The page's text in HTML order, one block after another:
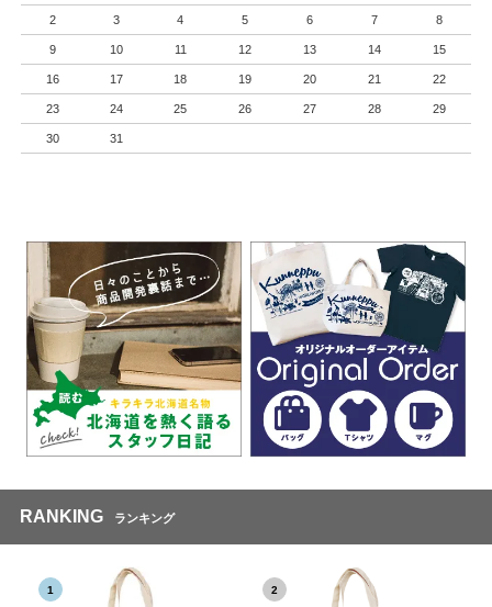
2 3 4 5 6 7 8
9 10 11 12 13 14 15
16 17 18 19 20 21 22
23 24 25 26 27 28 29
30 31
RANKING ランキング
1 2